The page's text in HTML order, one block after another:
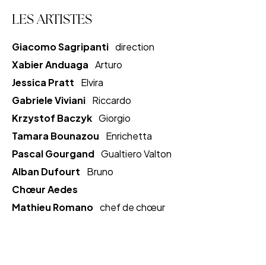
LES ARTISTES
Giacomo Sagripanti direction
Xabier Anduaga Arturo
Jessica Pratt
Elvira
Gabriele Viviani Riccardo
Krzystof Baczyk Giorgio
Tamara Bounazou
Enrichetta
Pascal Gourgand Gualtiero Valton
Alban Dufourt
Bruno
Chœur Aedes
Mathieu Romano chef de chœur